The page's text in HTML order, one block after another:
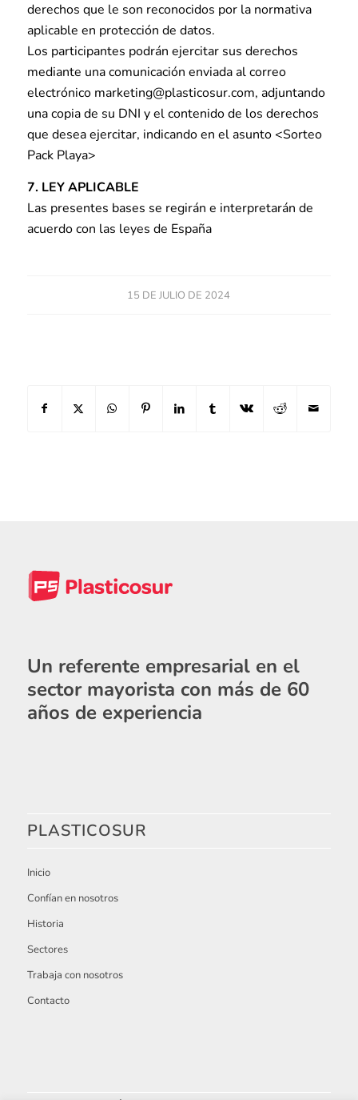
derechos que le son reconocidos por la normativa
aplicable en protección de datos.
Los participantes podrán ejercitar sus derechos
mediante una comunicación enviada al correo
electrónico marketing@plasticosur.com, adjuntando
una copia de su DNI y el contenido de los derechos
que desea ejercitar, indicando en el asunto <Sorteo
Pack Playa>
7. LEY APLICABLE
Las presentes bases se regirán e interpretarán de
acuerdo con las leyes de España
15 DE JULIO DE 2024
Un referente empresarial en el
sector mayorista con más de 60
años de experiencia
PLASTICOSUR
Inicio
Confían en nosotros
Historia
Sectores
Trabaja con nosotros
Contacto